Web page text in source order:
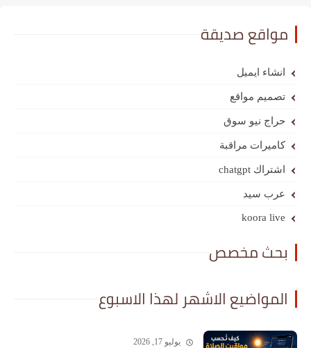
مواقع صديقة
انشاء ايميل
تصميم مواقع
حراج نيو سوق
كاميرات مراقبة
اشتراك chatgpt
عرب سيد
koora live
بحث مخصص
المواضيع الاشهر لهذا الاسبوع
يوليو 17, 2026